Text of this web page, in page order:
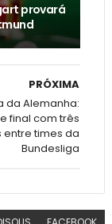
provará
PRÓXIMA
da Alemanha:
final com três
entre times da
Bundesliga